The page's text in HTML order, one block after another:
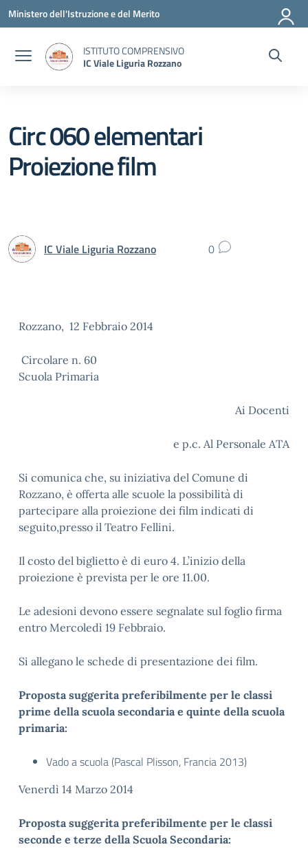
Vai ai contenuti
Vai al menu di navigazione
Vai al footer
Ministero dell'Istruzione e del Merito
ISTITUTO COMPRENSIVO
IC Viale Liguria Rozzano
Circ 060 elementari
Proiezione film
IC Viale Liguria Rozzano 0
Rozzano, 12 Febbraio 2014
Circolare n. 60
Scuola Primaria
Ai Docenti
e p.c. Al Personale ATA
Si comunica che, su iniziativa del Comune di
Rozzano, è offerta alle scuole la possibilità di
partecipare alla proiezione dei film indicati di
seguito,presso il Teatro Fellini.
Il costo del biglietto è di euro 4. L’inizio della
proiezione è prevista per le ore 11.00.
Le adesioni devono essere segnalate sul foglio firma
entro Mercoledì 19 Febbraio.
Si allegano le schede di presentazione dei film.
Proposta suggerita preferibilmente per le classi
prime della scuola secondaria e quinte della scuola
primaria:
Vado a scuola (Pascal Plisson, Francia 2013)
Venerdì 14 Marzo 2014
Proposta suggerita preferibilmente per le classi
seconde e terze della Scuola Secondaria: